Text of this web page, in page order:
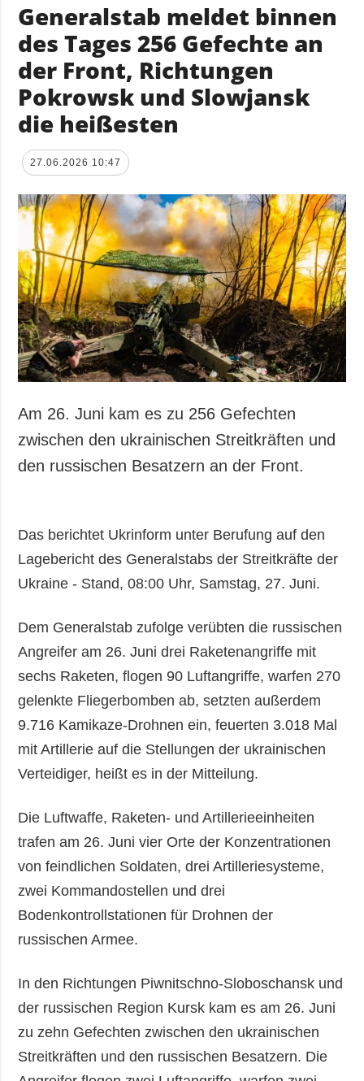
Generalstab meldet binnen
des Tages 256 Gefechte an
der Front, Richtungen
Pokrowsk und Slowjansk
die heißesten
27.06.2026 10:47
Am 26. Juni kam es zu 256 Gefechten
zwischen den ukrainischen Streitkräften und
den russischen Besatzern an der Front.
Das berichtet Ukrinform unter Berufung auf den
Lagebericht des Generalstabs der Streitkräfte der
Ukraine - Stand, 08:00 Uhr, Samstag, 27. Juni.
Dem Generalstab zufolge verübten die russischen
Angreifer am 26. Juni drei Raketenangriffe mit
sechs Raketen, flogen 90 Luftangriffe, warfen 270
gelenkte Fliegerbomben ab, setzten außerdem
9.716 Kamikaze-Drohnen ein, feuerten 3.018 Mal
mit Artillerie auf die Stellungen der ukrainischen
Verteidiger, heißt es in der Mitteilung.
Die Luftwaffe, Raketen- und Artillerieeinheiten
trafen am 26. Juni vier Orte der Konzentrationen
von feindlichen Soldaten, drei Artilleriesysteme,
zwei Kommandostellen und drei
Bodenkontrollstationen für Drohnen der
russischen Armee.
In den Richtungen Piwnitschno-Sloboschansk und
der russischen Region Kursk kam es am 26. Juni
zu zehn Gefechten zwischen den ukrainischen
Streitkräften und den russischen Besatzern. Die